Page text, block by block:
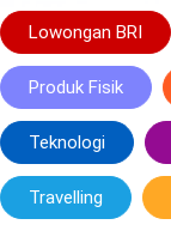
Lowongan BRI
Produk Fisik
Teknologi
Travelling